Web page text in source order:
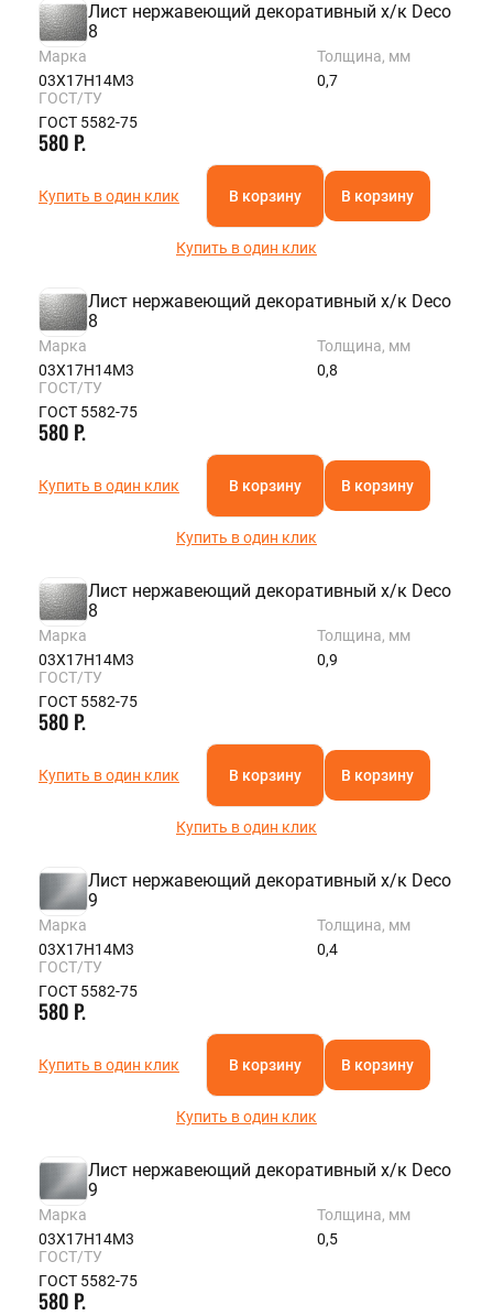
Лист нержавеющий декоративный х/к Deco
8
Марка
03Х17Н14М3
Толщина, мм
0,7
ГОСТ/ТУ
ГОСТ 5582-75
580 Р.
Купить в один клик В корзину В корзину
Купить в один клик
Лист нержавеющий декоративный х/к Deco
8
Марка
03Х17Н14М3
Толщина, мм
0,8
ГОСТ/ТУ
ГОСТ 5582-75
580 Р.
Купить в один клик В корзину В корзину
Купить в один клик
Лист нержавеющий декоративный х/к Deco
8
Марка
03Х17Н14М3
Толщина, мм
0,9
ГОСТ/ТУ
ГОСТ 5582-75
580 Р.
Купить в один клик В корзину В корзину
Купить в один клик
Лист нержавеющий декоративный х/к Deco
9
Марка
03Х17Н14М3
Толщина, мм
0,4
ГОСТ/ТУ
ГОСТ 5582-75
580 Р.
Купить в один клик В корзину В корзину
Купить в один клик
Лист нержавеющий декоративный х/к Deco
9
Марка
03Х17Н14М3
Толщина, мм
0,5
ГОСТ/ТУ
ГОСТ 5582-75
580 Р.